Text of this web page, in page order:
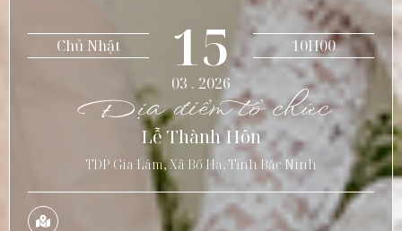
Chủ Nhật 15
10H00
03 . 2026
Địa điểm tổ chức
Lễ Thành Hôn
TDP Gia Lâm, Xã Bố Hạ, Tỉnh Bắc Ninh